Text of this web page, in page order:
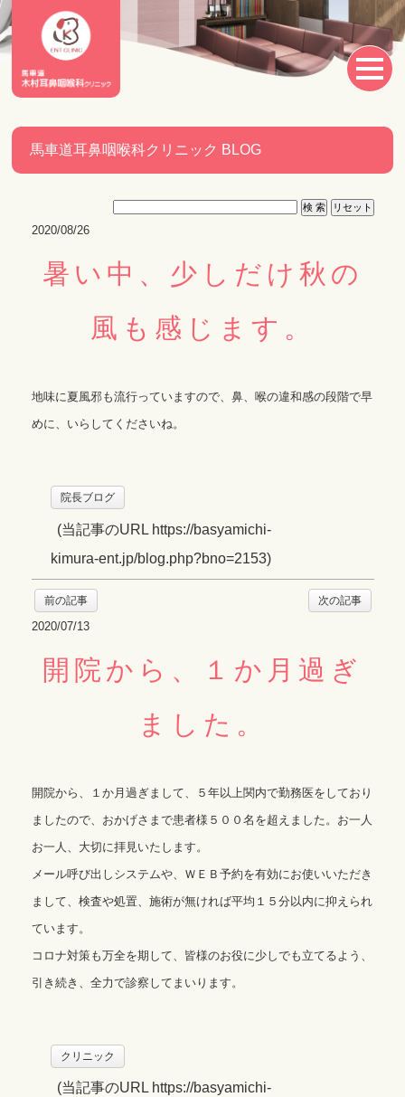
馬車道耳鼻咽喉科クリニック BLOG
2020/08/26
暑い中、少しだけ秋の
風も感じます。
地味に夏風邪も流行っていますので、鼻、喉の違和感の段階で早
めに、いらしてくださいね。
院長ブログ
(当記事のURL https://basyamichi-
kimura-ent.jp/blog.php?bno=2153)
前の記事 次の記事
2020/07/13
開院から、１か月過ぎ
ました。
開院から、１か月過ぎまして、５年以上関内で勤務医をしており
ましたので、おかげさまで患者様５００名を超えました。お一人
お一人、大切に拝見いたします。
メール呼び出しシステムや、ＷＥＢ予約を有効にお使いいただき
まして、検査や処置、施術が無ければ平均１５分以内に抑えられ
ています。
コロナ対策も万全を期して、皆様のお役に少しでも立てるよう、
引き続き、全力で診察してまいります。
クリニック
(当記事のURL https://basyamichi-